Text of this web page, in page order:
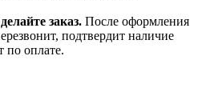
заказ. После оформления
подтвердит наличие
по оплате.